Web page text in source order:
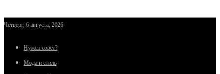
Четверг, 6 августа, 2026
Нужен совет?
Мода и стиль